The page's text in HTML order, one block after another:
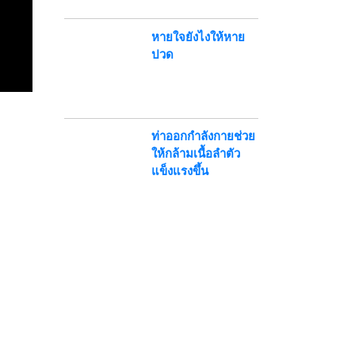
หายใจยังไงให้หาย
ปวด
ท่าออกกำลังกายช่วย
ให้กล้ามเนื้อลำตัว
แข็งแรงขึ้น